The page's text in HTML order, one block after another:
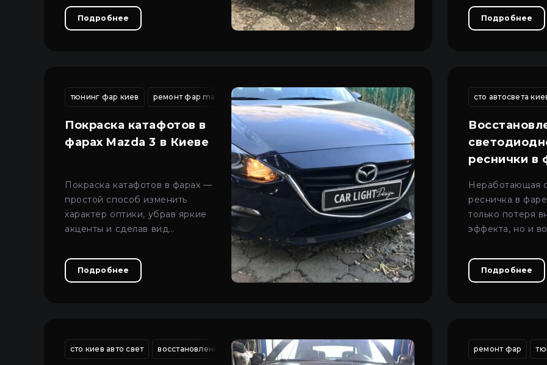
ремонтом без замены фары.
Подробнее
безопасного
Подробнее
тюнинг фар киев ремонт фар mazda модернизация фар киев тюнинг птф модернизация автосвета киев
Покраска катафотов в
фарах Mazda 3 в Киеве
Покраска катафотов в фарах —
простой способ изменить
характер оптики, убрав яркие
акценты и сделав вид
и современным.
Подробнее
сто автосвета
реснички в
Неработающая
ресничка в
только потеря
эффекта, но и
большинстве
решить
Подробнее
сто киев авто свет восстановление трещин фар автомобиля восстановление разбитой фары чистка led фар
ремонт фар